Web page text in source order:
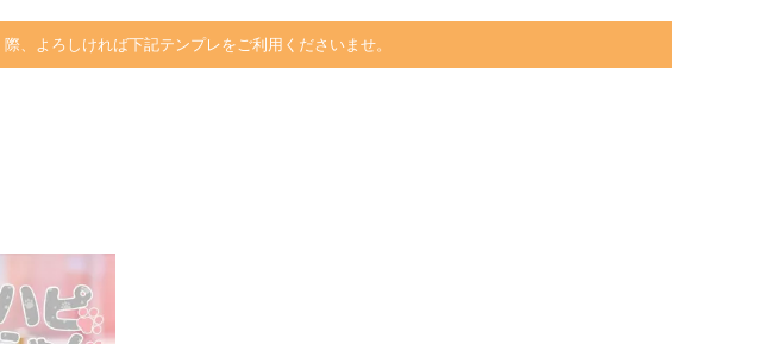
、よろしければ下記テンプレをご利用くださいませ。